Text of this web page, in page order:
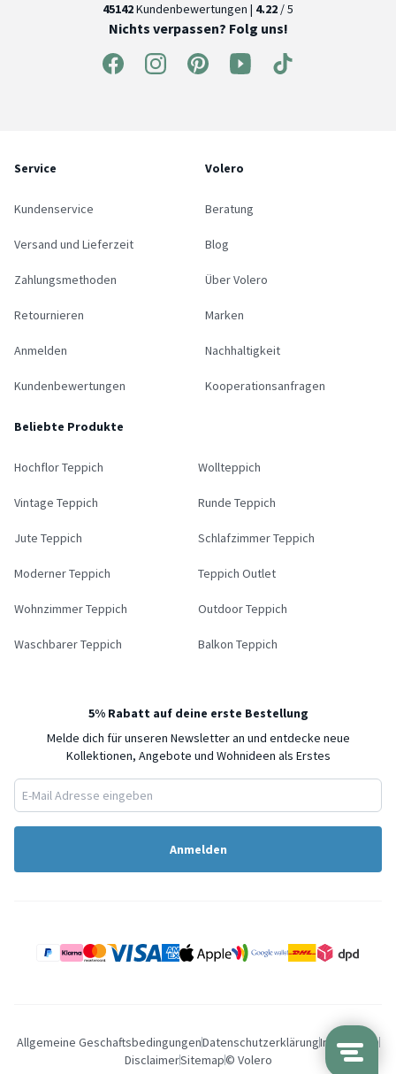
45142Kundenbewertungen | 4.22 / 5
Nichts verpassen? Folg uns!
Service
Kundenservice
Versand und Lieferzeit
Zahlungsmethoden
Retournieren
Anmelden
Kundenbewertungen
Volero
Beratung
Blog
Über Volero
Marken
Nachhaltigkeit
Kooperationsanfragen
Beliebte Produkte
Hochflor Teppich Wollteppich
Vintage Teppich Runde Teppich
Jute Teppich Schlafzimmer Teppich
Moderner Teppich Teppich Outlet
Wohnzimmer Teppich Outdoor Teppich
Waschbarer Teppich Balkon Teppich
5% Rabatt auf deine erste Bestellung
Melde dich für unseren Newsletter an und entdecke neue
Kollektionen, Angebote und Wohnideen als Erstes
Anmelden
Allgemeine GeschaftsbedingungenDatenschutzerklärungImpressum
DisclaimerSitemap© Volero